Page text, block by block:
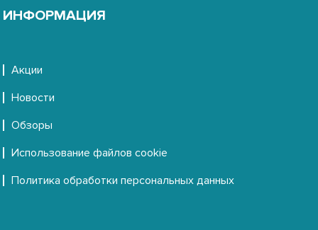
ИНФОРМАЦИЯ
Акции
Новости
Обзоры
Использование файлов cookie
Политика обработки персональных данных